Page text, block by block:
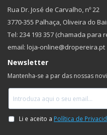
Rua Dr. José de Carvalho, nº 22
3770-355 Palhaça, Oliveira do
Tel: 234 193 357 (chamada para
email: loja-online@dropereira.pt
Newsletter
Mantenha-se a par das nossas